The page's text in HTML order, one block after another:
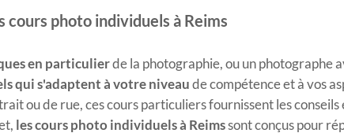
cours photo individuels à Reims
en particulierde la photographie, ou un photographe
qui s'adaptent à votre niveau de compétence et à vos
ou de rue, ces cours particuliers fournissent les
les cours photo individuels à Reimssont conçus pour